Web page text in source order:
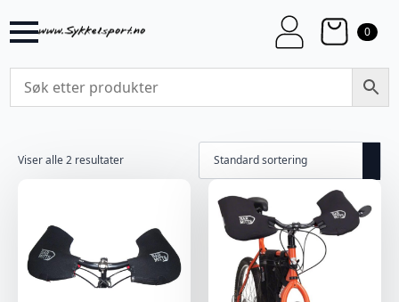
0
Viser alle 2 resultater